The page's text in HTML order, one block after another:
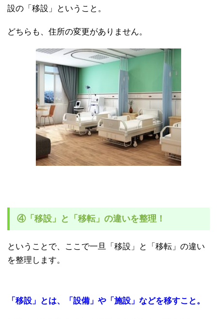
設の「移設」ということ。
どちらも、住所の変更がありません。
④「移設」と「移転」の違いを整理！
ということで、ここで一旦「移設」と「移転」の違い
を整理します。
「移設」とは、「設備」や「施設」などを移すこと。